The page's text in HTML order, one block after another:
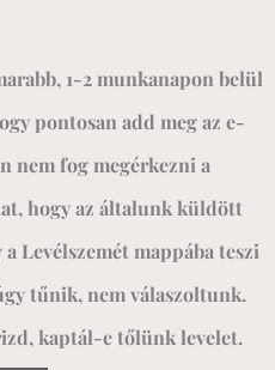
1-2 munkanapon belül
pontosan add meg az e-
nem fog megérkezni a
hogy az általunk küldött
Levélszemét mappába teszi
tűnik, nem válaszoltunk.
kaptál-e tőlünk levelet.